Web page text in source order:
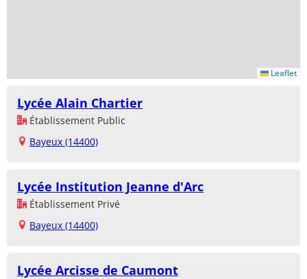
Leaflet
Lycée Alain Chartier
Établissement Public
Bayeux (14400)
Lycée Institution Jeanne d'Arc
Établissement Privé
Bayeux (14400)
Lycée Arcisse de Caumont